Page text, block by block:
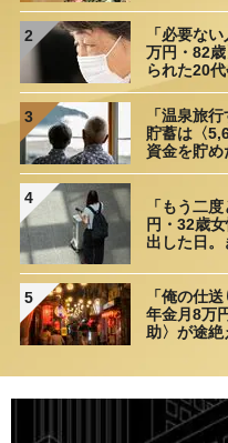
2
「必要な
万円・82
られた20
理由
3
「温泉旅
貯蓄は〈
資金を貯
理由
4
「もう二
円・32歳
出した日
5
「俺の仕
年金月8万
助〉が途絶